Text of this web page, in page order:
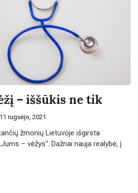
– iššūkis ne tik
11 rugsėjo, 2021
žmonių Lietuvoje išgirsta
– vėžys“. Dažnai nauja realybė, į